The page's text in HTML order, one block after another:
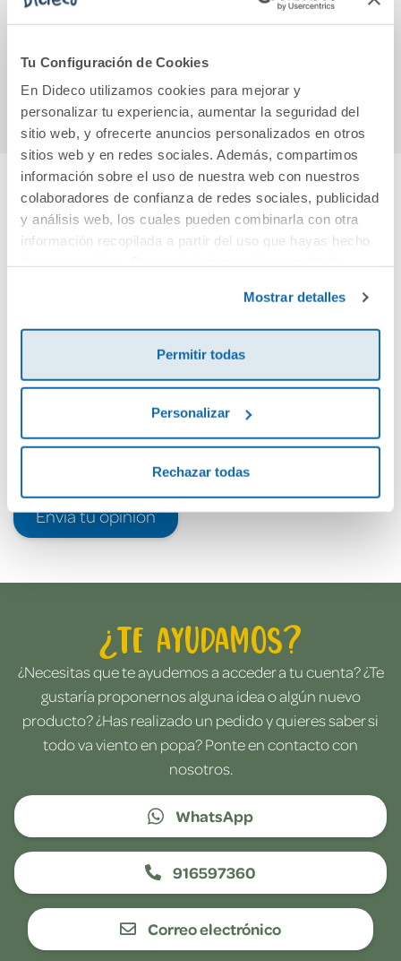
Tu Configuración de Cookies
En Dideco utilizamos cookies para mejorar y
personalizar tu experiencia, aumentar la seguridad del
sitio web, y ofrecerte anuncios personalizados en otros
sitios web y en redes sociales. Además, compartimos
información sobre el uso de nuestra web con nuestros
colaboradores de confianza de redes sociales, publicidad
y análisis web, los cuales pueden combinarla con otra
información recopilada a partir del uso que hayas hecho
Mostrar detalles
Permitir todas
Personalizar
Rechazar todas
Comprar
Comprar
Cuéntanos tu opinión
Debes iniciar sesión para poder valorarlo
Envía tu opinión
¿Te ayudamos?
¿Necesitas que te ayudemos a acceder a tu cuenta? ¿Te
gustaría proponernos alguna idea o algún nuevo
producto? ¿Has realizado un pedido y quieres saber si
todo va viento en popa? Ponte en contacto con
nosotros.
WhatsApp
916597360
Correo electrónico